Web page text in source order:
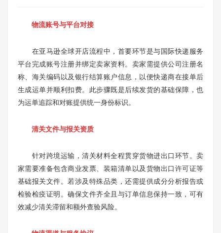
物流账号与平台对接
在亚马逊全球开店流程中，首要环节是与国际快递服务
平台完成账号注册并绑定卖家资料。卖家需提供公司注册名
称、海关编码以及银行结算账户信息，以便快递商在接单后
生成运单并顺利扣费。此步骤既是后续发货的基础保障，也
为运单追踪和对账提供统一身份标识。
清关文件与报关资质
针对跨境运输，清关材料全程贯穿货物进出口环节。卖
家需要准备包含商业发票、装箱清单以及货物出口许可证等
基础报关文件。若涉及特殊品类，还需提供成分分析报告或
检验检疫证明。确保文件齐全且与订单信息保持一致，可有
效减少清关滞留和额外查验风险。